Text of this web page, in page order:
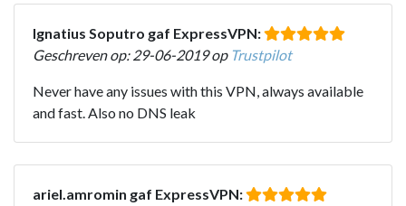
Ignatius Soputro gaf ExpressVPN:
Geschreven op: 29-06-2019 op Trustpilot
Never have any issues with this VPN, always available
and fast. Also no DNS leak
ariel.amromin gaf ExpressVPN: